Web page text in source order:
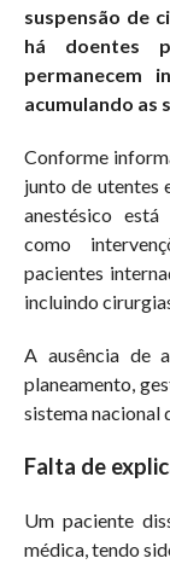
suspensão de
há doentes
permanecem
acumulando as
Conforme
junto de utentes
anestésico
como
pacientes
incluindo
A ausência de
planeamento,
sistema nacional
Falta de
Um paciente
médica, tendo